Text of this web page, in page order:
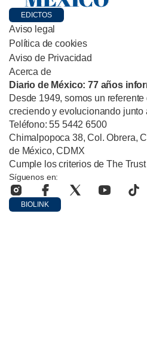
EDICTOS
Aviso legal
Política de cookies
Aviso de Privacidad
Acerca de
Diario de México: 77 años
Desde 1949, somos un
creciendo y evolucionando junto
Teléfono: 55 5442 6500
Chimalpopoca 38, Col. Obrera,
de México, CDMX
Cumple los criterios de The
Síguenos en:
BIOLINK